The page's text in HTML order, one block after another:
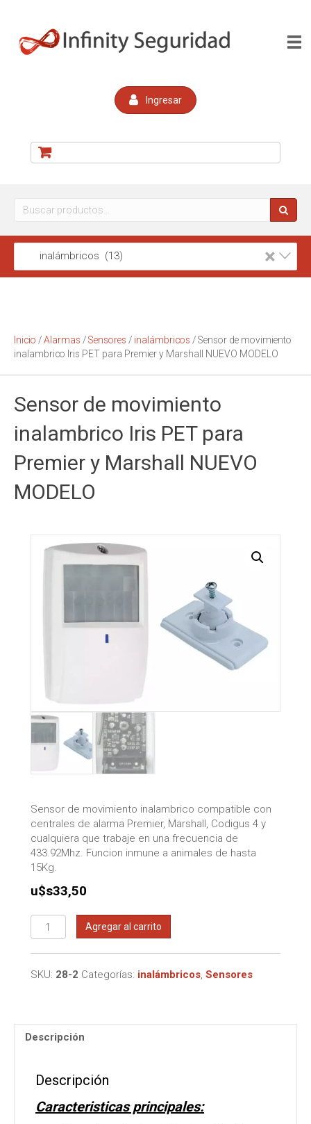
Ingresar
Buscar
×
inalámbricos (13)
Inicio /Alarmas /Sensores / inalámbricos / Sensor de movimiento
inalambrico Iris PET para Premier y Marshall NUEVO MODELO
Sensor de movimiento
inalambrico Iris PET para
Premier y Marshall NUEVO
MODELO
Sensor de movimiento inalambrico compatible con
centrales de alarma Premier, Marshall, Codigus 4 y
cualquiera que trabaje en una frecuencia de
433.92Mhz. Funcion inmune a animales de hasta
15Kg.
u$s33,50
Sensor
de
movimiento
Iris
Premier
y
MODELO
Agregar al carrito
SKU: 28-2 Categorías: inalámbricos, Sensores
Descripción
Descripción
Caracteristicas principales: